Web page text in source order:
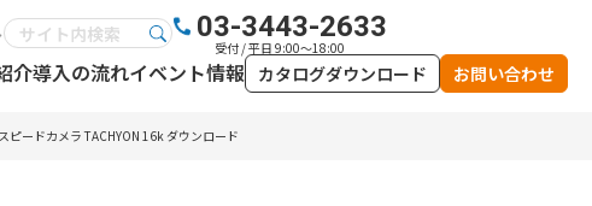
03-3443-2633
受付 / 平日 9:00～18:00
介導入の流れイベント情報 カタログダウンロード お問い合わせ
ピードカメラ TACHYON 16k ダウンロード